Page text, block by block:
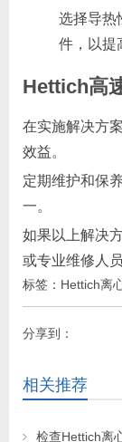
选择导热
件，以提
Hettich高
在实施解决方
效益。
定期维护和保
一。
如果以上解决
或专业维修人
标签： Hettich离
分享到：
相关推荐
检查Hettich离